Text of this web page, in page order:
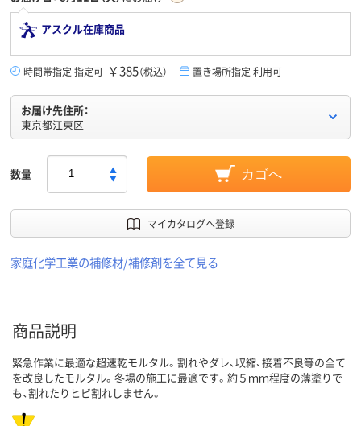
アスクル在庫商品
時間帯指定 指定可 ￥385（税込） 置き場所指定 利用可
お届け先住所：
東京都江東区
数量 カゴへ
マイカタログへ登録
家庭化学工業の補修材/補修剤を全て見る
商品説明
緊急作業に最適な超速乾モルタル。割れやダレ、収縮、接着不良等の全て
を改良したモルタル。冬場の施工に最適です。約５ｍｍ程度の薄塗りで
も、割れたりヒビ割れしません。